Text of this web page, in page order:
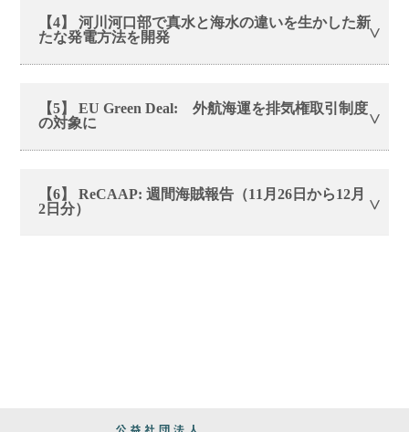
【4】 河川河口部で真水と海水の違いを生かした新
たな発電方法を開発
【5】 EU Green Deal: 外航海運を排気権取引制度
の対象に
【6】 ReCAAP: 週間海賊報告（11月26日から12月
2日分）